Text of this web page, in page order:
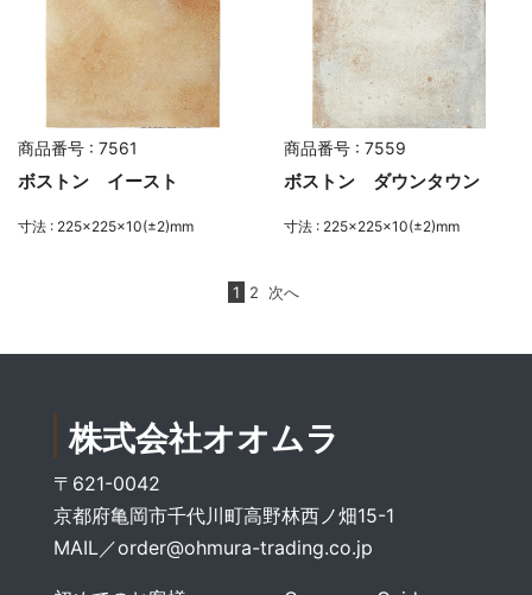
商品番号 : 7561
ボストン イースト
寸法 : 225×225×10(±2)mm
商品番号 : 7559
ボストン ダウンタウン
寸法 : 225×225×10(±2)mm
1 2 次へ
株式会社オオムラ
〒621-0042
京都府亀岡市千代川町高野林西ノ畑15-1
MAIL／order@ohmura-trading.co.jp